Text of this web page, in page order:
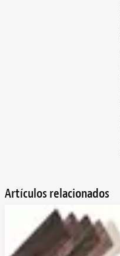
Artículos relacionados